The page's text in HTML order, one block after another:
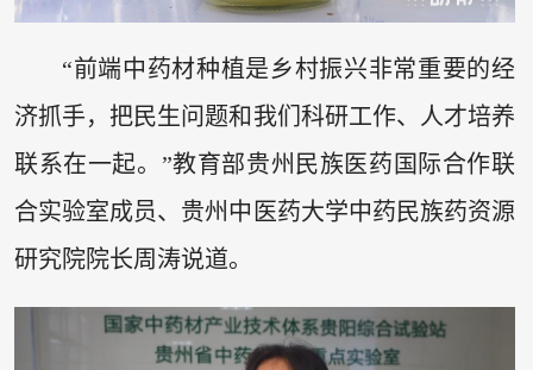
“前端中药材种植是乡村振兴非常重要的经
济抓手，把民生问题和我们科研工作、人才培养
联系在一起。”教育部贵州民族医药国际合作联
合实验室成员、贵州中医药大学中药民族药资源
研究院院长周涛说道。